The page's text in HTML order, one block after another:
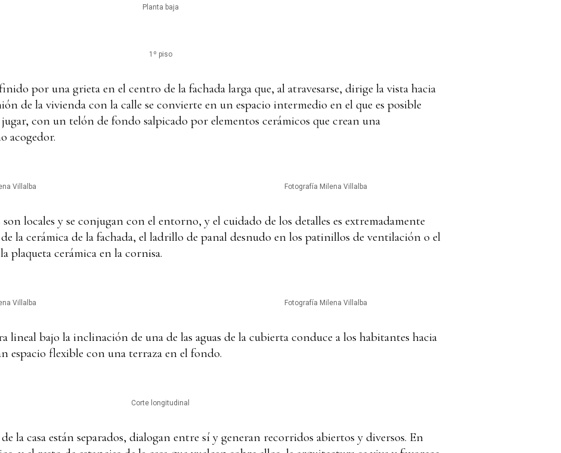
Planta baja
1º piso
por una grieta en el centro de la fachada larga que, al atravesarse, dirige la vista hacia
de la vivienda con la calle se convierte en un espacio intermedio en el que es posible
jugar, con un telón de fondo salpicado por elementos cerámicos que crean una
acogedor.
Villalba Fotografía Milena Villalba
son locales y se conjugan con el entorno, y el cuidado de los detalles es extremadamente
la cerámica de la fachada, el ladrillo de panal desnudo en los patinillos de ventilación o el
plaqueta cerámica en la cornisa.
Villalba Fotografía Milena Villalba
lineal bajo la inclinación de una de las aguas de la cubierta conduce a los habitantes hacia
espacio flexible con una terraza en el fondo.
Corte longitudinal
la casa están separados, dialogan entre sí y generan recorridos abiertos y diversos. En